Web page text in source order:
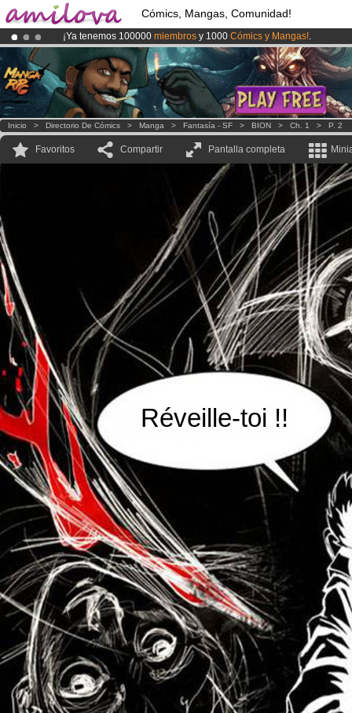
Cómics, Mangas, Comunidad!
¡Ya tenemos 100000 miembros y 1000 Cómics y Mangas!.
¡Conviertete en Premium por3.95 eurosal mes!Hazte Premium ya
El Kickstarter Amilova está desormado lanzado!.
Inicio > Directorio De Cómics > Manga > Fantasía - SF > BION > Ch. 1 > P. 2
Favoritos Compartir Pantalla completa
Réveille-toi !!